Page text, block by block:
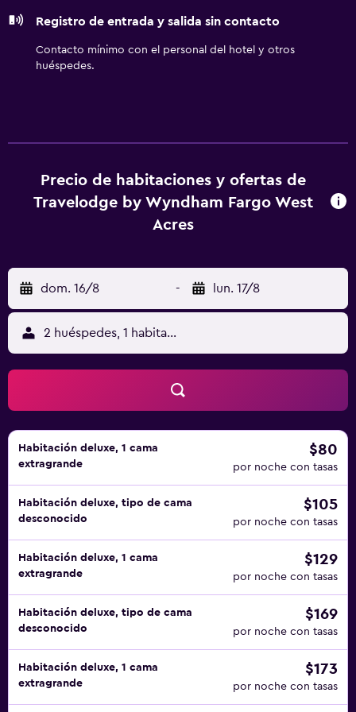
Registro de entrada y salida sin contacto
Contacto mínimo con el personal del hotel y otros
huéspedes.
Precio de habitaciones y ofertas de
Travelodge by Wyndham Fargo West
Acres
dom. 16/8 - lun. 17/8
2 huéspedes, 1 habitación
Habitación deluxe, 1 cama
extragrande
$80
por noche con tasas
Habitación deluxe, tipo de cama
desconocido
$105
por noche con tasas
Habitación deluxe, 1 cama
extragrande
$129
por noche con tasas
Habitación deluxe, tipo de cama
desconocido
$169
por noche con tasas
Habitación deluxe, 1 cama
extragrande
$173
por noche con tasas